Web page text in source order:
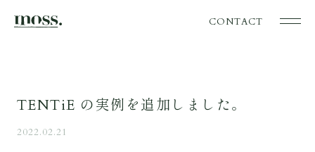
CONTACT
TENTiE の実例を追加しました。
2022.02.21